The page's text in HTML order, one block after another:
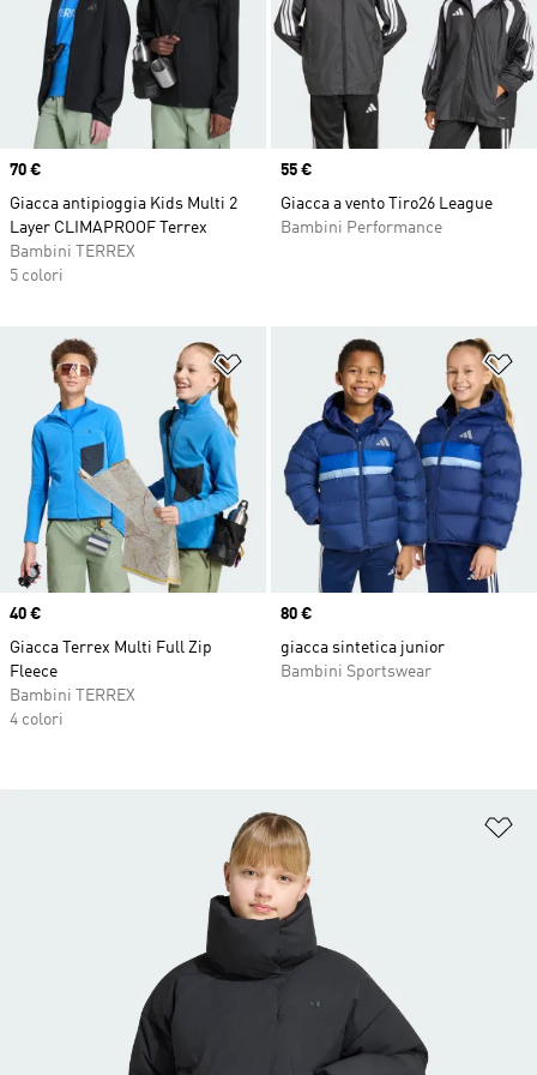
Price
70 €
Giacca antipioggia Kids Multi 2
Layer CLIMAPROOF Terrex
Bambini TERREX
5 colori
Price
55 €
Giacca a vento Tiro26 League
Bambini Performance
Aggiungi alla lista dei desideri
Price
40 €
Giacca Terrex Multi Full Zip
Fleece
Bambini TERREX
4 colori
Price
80 €
giacca sintetica junior
Bambini Sportswear